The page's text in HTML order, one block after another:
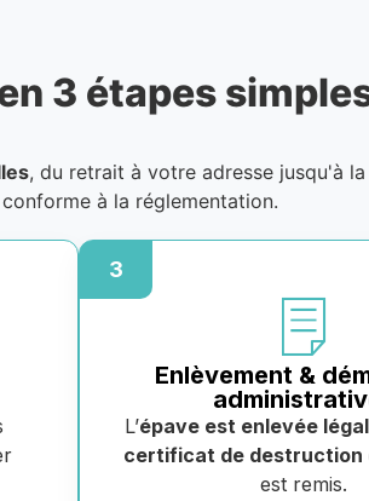
3 étapes
, du retrait à votre adresse jusqu'à la
à la réglementation.
3
Enlèvement &
L’épave est enlevée
certificat de destruction
est remis.